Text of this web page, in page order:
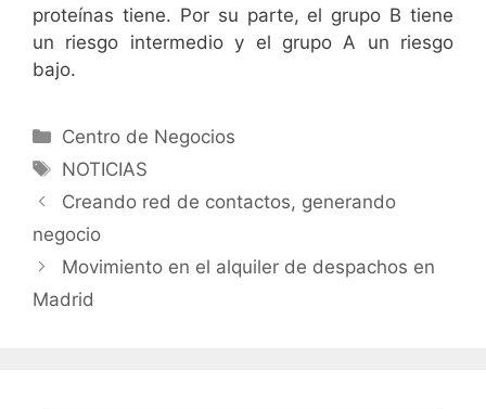
proteínas tiene. Por su parte, el grupo B tiene
un riesgo intermedio y el grupo A un riesgo
bajo.
Categorías
Centro de Negocios
Etiquetas
NOTICIAS
Creando red de contactos, generando
negocio
Movimiento en el alquiler de despachos en
Madrid